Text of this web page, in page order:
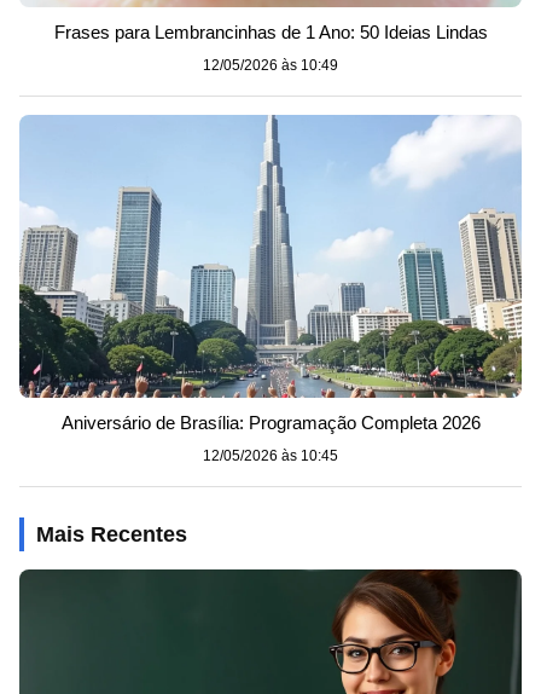
Frases para Lembrancinhas de 1 Ano: 50 Ideias Lindas
12/05/2026 às 10:49
Aniversário de Brasília: Programação Completa 2026
12/05/2026 às 10:45
Mais Recentes